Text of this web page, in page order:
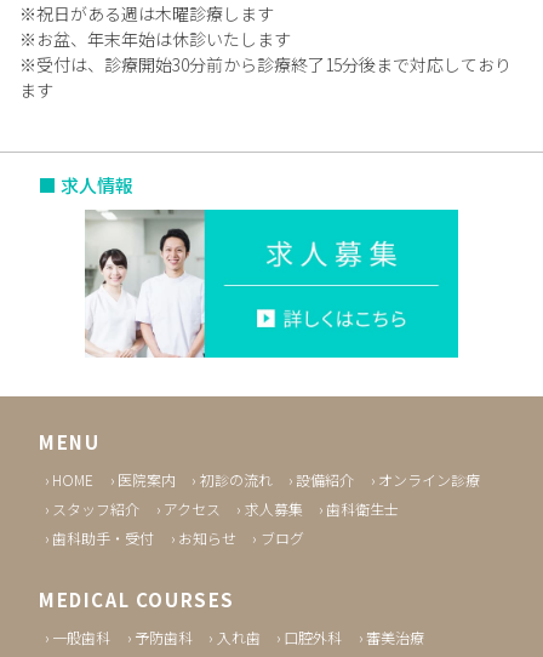
※祝日がある週は木曜診療します
※お盆、年末年始は休診いたします
※受付は、診療開始30分前から診療終了15分後まで対応しており
ます
■ 求人情報
MENU
HOME 医院案内 初診の流れ 設備紹介
オンライン診療
スタッフ紹介
アクセス 求人募集
歯科衛生士
歯科助手・受付
お知らせ ブログ
MEDICAL COURSES
一般歯科 予防歯科 入れ歯 口腔外科
審美治療